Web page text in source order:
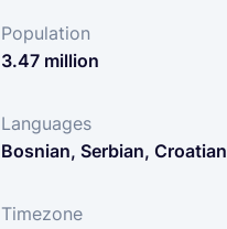
Population
3.47 million
Languages
Bosnian, Serbian, Croatian
Timezone
Contractor Management